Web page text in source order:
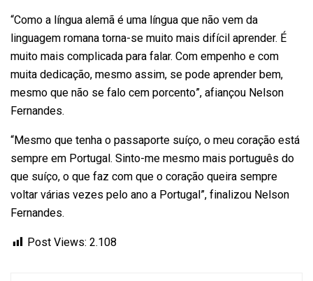
“Como a língua alemã é uma língua que não vem da
linguagem romana torna-se muito mais difícil aprender. É
muito mais complicada para falar. Com empenho e com
muita dedicação, mesmo assim, se pode aprender bem,
mesmo que não se falo cem porcento”, afiançou Nelson
Fernandes.
“Mesmo que tenha o passaporte suíço, o meu coração está
sempre em Portugal. Sinto-me mesmo mais português do
que suíço, o que faz com que o coração queira sempre
voltar várias vezes pelo ano a Portugal”, finalizou Nelson
Fernandes.
Post Views: 2.108